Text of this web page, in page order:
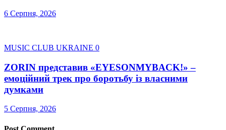
6 Серпня, 2026
MUSIC CLUB UKRAINE 0
ZORIN представив «EYESONMYBACK!» –
емоційний трек про боротьбу із власними
думками
5 Серпня, 2026